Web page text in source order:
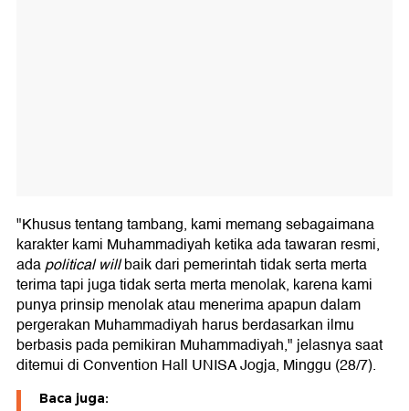
"Khusus tentang tambang, kami memang sebagaimana
karakter kami Muhammadiyah ketika ada tawaran resmi,
adapolitical willbaik dari pemerintah tidak serta merta
terima tapi juga tidak serta merta menolak, karena kami
punya prinsip menolak atau menerima apapun dalam
pergerakan Muhammadiyah harus berdasarkan ilmu
berbasis pada pemikiran Muhammadiyah," jelasnya saat
ditemui di Convention Hall UNISA Jogja, Minggu (28/7).
Baca juga: